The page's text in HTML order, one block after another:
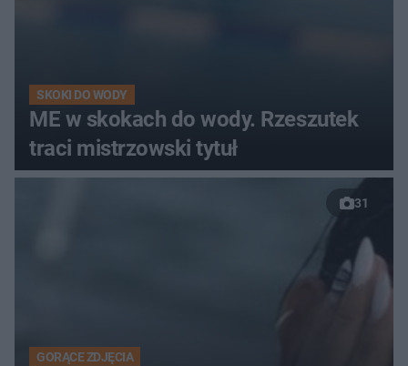
SKOKI DO WODY
ME w skokach do wody. Rzeszutek
traci mistrzowski tytuł
31
GORĄCE ZDJĘCIA